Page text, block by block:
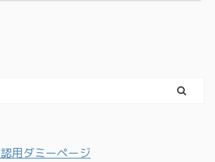
用ダミーページ